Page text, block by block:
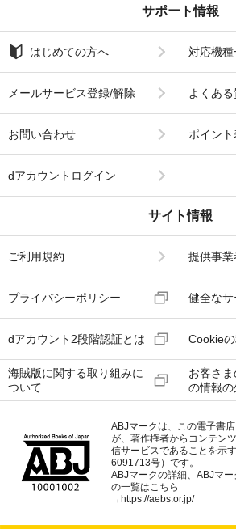
サポート情報
はじめての方へ 対応機種
メールサービス登録/解除 よくある
お問い合わせ ポイン
dアカウントログイン
サイト情報
ご利用規約 提供事
プライバシーポリシー 健全な
dアカウント2段階認証とは Cookie
海賊版に関する取り組みに
ついて
お客さ
の情報
ABJマークは、この電子書
が、著作権者からコンテン
信サービスであることを示
6091713号）です。
ABJマークの詳細、ABJマ
の一覧はこちら
→https://aebs.or.jp/